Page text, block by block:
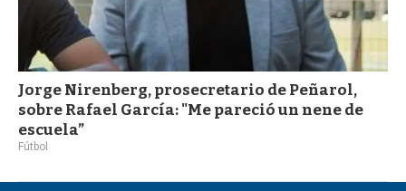
Jorge Nirenberg, prosecretario de Peñarol,
sobre Rafael García: "Me pareció un nene de
escuela”
Fútbol